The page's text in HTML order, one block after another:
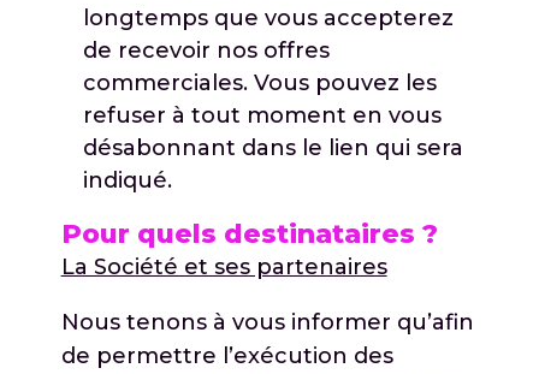
longtemps que vous accepterez
de recevoir nos offres
commerciales. Vous pouvez les
refuser à tout moment en vous
désabonnant dans le lien qui sera
indiqué.
Pour quels destinataires ?
La Société et ses partenaires
Nous tenons à vous informer qu’afin
de permettre l’exécution des